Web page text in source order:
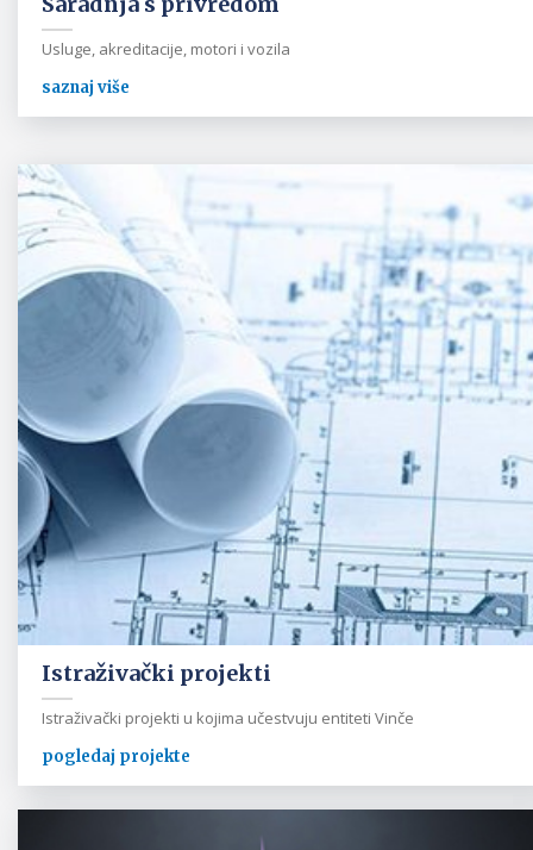
Usluge, akreditacije, motori i vozila
saznaj više
Istraživački projekti
Istraživački projekti u kojima učestvuju entiteti Vinče
pogledaj projekte